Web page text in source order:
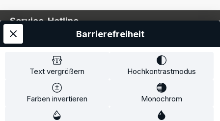
Service-Hotline
Service
Information
Text vergrößern Hochkontrastmodus
Farben invertieren Monochrom
Barrierefreiheit